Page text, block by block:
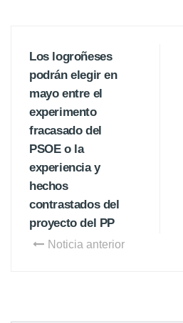
Los logroñeses
podrán elegir en
mayo entre el
experimento
fracasado del
PSOE o la
experiencia y
hechos
contrastados del
proyecto del PP
Noticia anterior